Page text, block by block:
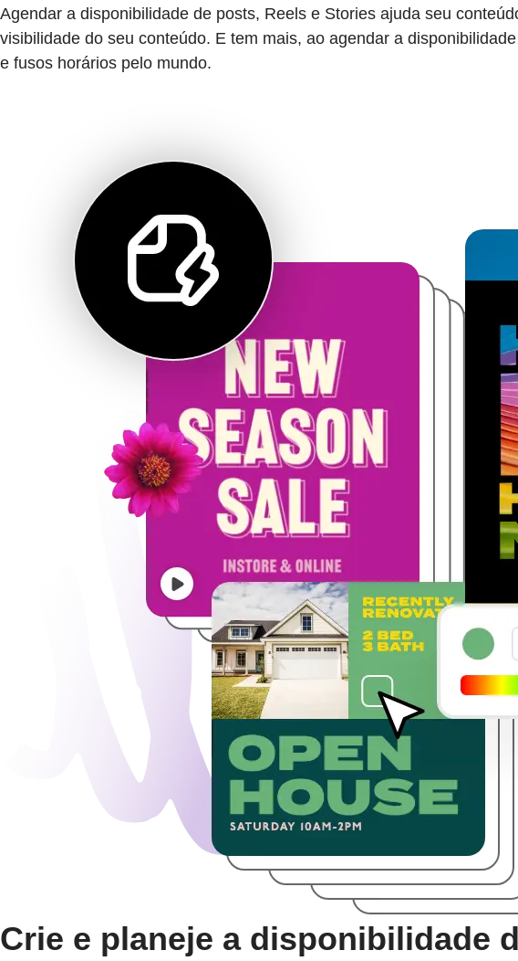
Agendar a disponibilidade de posts, Reels e Stories ajuda seu
visibilidade do seu conteúdo. E tem mais, ao agendar a
e fusos horários pelo mundo.
Crie e planeje a disponibilidade